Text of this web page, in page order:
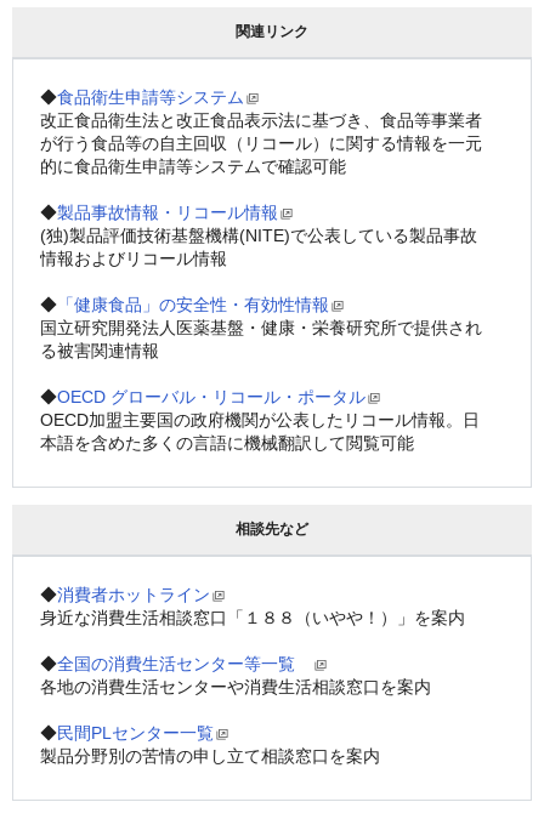
関連リンク
◆食品衛生申請等システム
改正食品衛生法と改正食品表示法に基づき、食品等事業者
が行う食品等の自主回収（リコール）に関する情報を一元
的に食品衛生申請等システムで確認可能
◆製品事故情報・リコール情報
(独)製品評価技術基盤機構(NITE)で公表している製品事故
情報およびリコール情報
◆ 「健康食品」の安全性・有効性情報
国立研究開発法人医薬基盤・健康・栄養研究所で提供され
る被害関連情報
◆OECD グローバル・リコール・ポータル
OECD加盟主要国の政府機関が公表したリコール情報。日
本語を含めた多くの言語に機械翻訳して閲覧可能
相談先など
◆消費者ホットライン
身近な消費生活相談窓口「１８８（いやや！）」を案内
◆全国の消費生活センター等一覧
各地の消費生活センターや消費生活相談窓口を案内
◆民間PLセンター一覧
製品分野別の苦情の申し立て相談窓口を案内